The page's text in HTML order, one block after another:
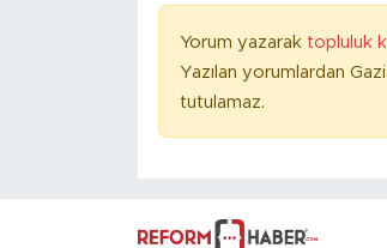
Yorum yazarak topluluk
Yazılan yorumlardan
tutulamaz.